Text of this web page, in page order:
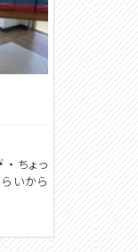
ちょっ
いから